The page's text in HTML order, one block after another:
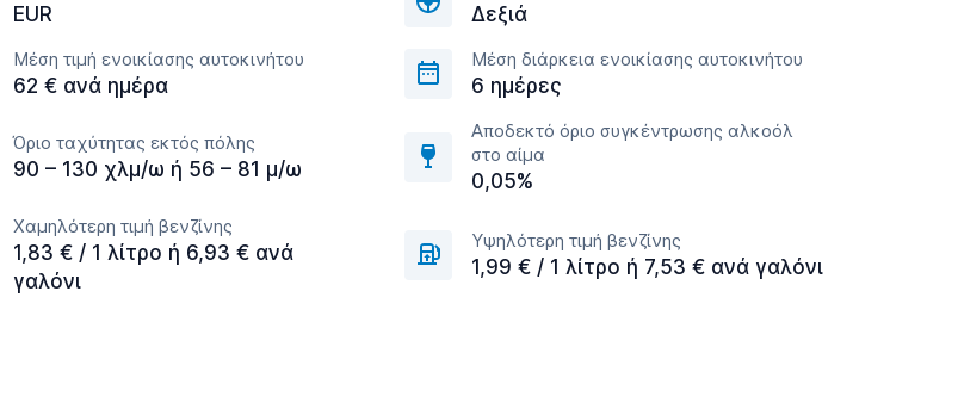
EUR Δεξιά
Μέση τιμή ενοικίασης αυτοκινήτου
62 € ανά ημέρα
Μέση διάρκεια ενοικίασης αυτοκινήτου
6 ημέρες
Όριο ταχύτητας εκτός πόλης
90 – 130 χλμ/ω ή 56 – 81 μ/ω
Αποδεκτό όριο συγκέντρωσης αλκοόλ
στο αίμα
0,05%
Χαμηλότερη τιμή βενζίνης
1,83 € / 1 λίτρο ή 6,93 € ανά
γαλόνι
Υψηλότερη τιμή βενζίνης
1,99 € / 1 λίτρο ή 7,53 € ανά γαλόνι